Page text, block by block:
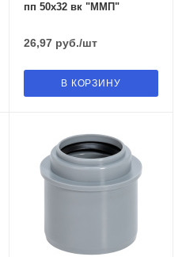
пп 50х32 вк "ММП"
26,97руб./шт
В КОРЗИНУ